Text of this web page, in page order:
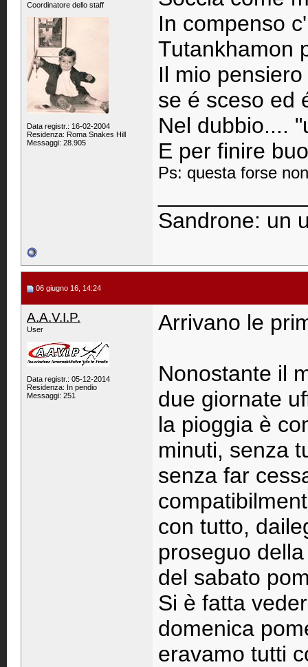
Coordinatore dello staff
Data registr.: 16-02-2004
Residenza: Roma Snakes Hill
Messaggi: 28.905
In compenso
Tutankhamon
Il mio
se é sceso ed
Nel dubbio....
E per finire
Ps: questa forse
Sandrone: un
06 giugno 16, 14:24
A.A.V.I.P.
User
Data registr.: 05-12-2014
Residenza: In pendio
Messaggi: 251
Arrivano le
Nonostante il
due giornate
la pioggia è
minuti, senza
senza far
con tutto,
proseguo
del sabato
Si è fatta
domenica
eravamo tutti